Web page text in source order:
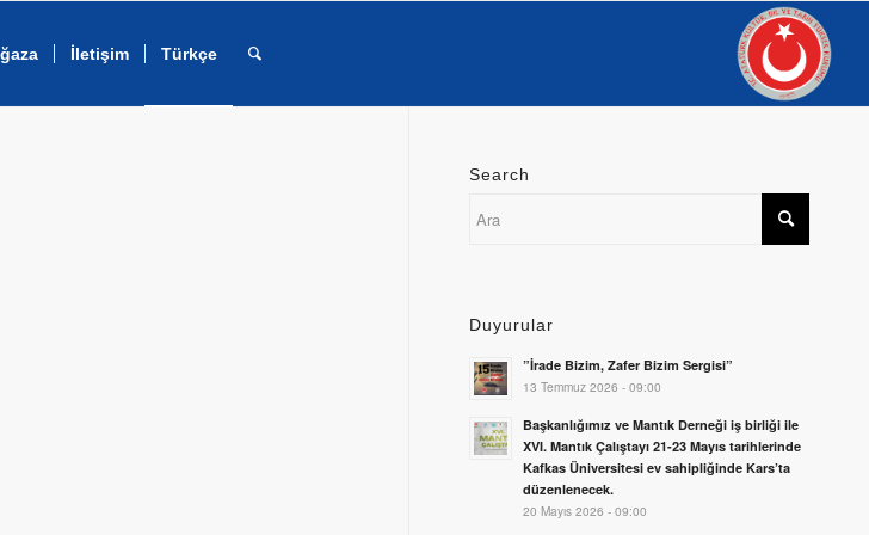
İletişim Türkçe
Search
Duyurular
”İrade Bizim, Zafer Bizim Sergisi”
13 Temmuz 2026 - 09:00
Başkanlığımız ve Mantık Derneği iş birliği ile
XVI. Mantık Çalıştayı 21-23 Mayıs tarihlerinde
Kafkas Üniversitesi ev sahipliğinde Kars’ta
düzenlenecek.
20 Mayıs 2026 - 09:00